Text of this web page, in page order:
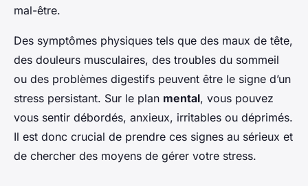
mal-être.
Des symptômes physiques tels que des maux de tête,
des douleurs musculaires, des troubles du sommeil
ou des problèmes digestifs peuvent être le signe d’un
stress persistant. Sur le plan mental, vous pouvez
vous sentir débordés, anxieux, irritables ou déprimés.
Il est donc crucial de prendre ces signes au sérieux et
de chercher des moyens de gérer votre stress.